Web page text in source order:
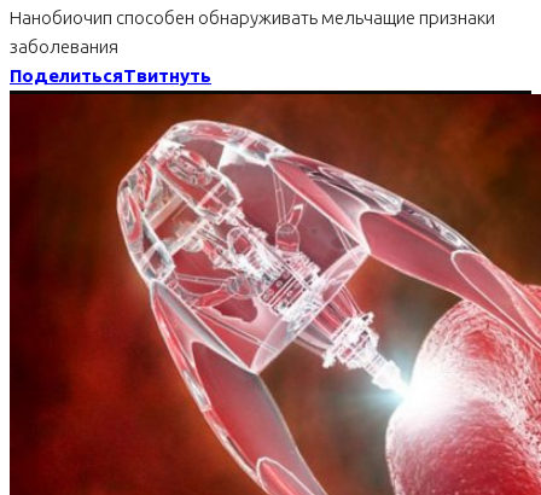
Нанобиочип способен обнаруживать мельчащие признаки
заболевания
ПоделитьсяТвитнуть